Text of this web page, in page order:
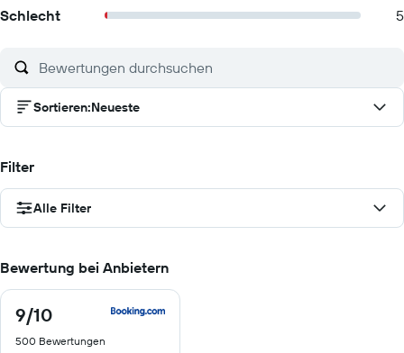
Schlecht
5
Sortieren:Neueste
Filter
Alle Filter
Bewertung bei Anbietern
9/10
9
von
10
500 Bewertungen